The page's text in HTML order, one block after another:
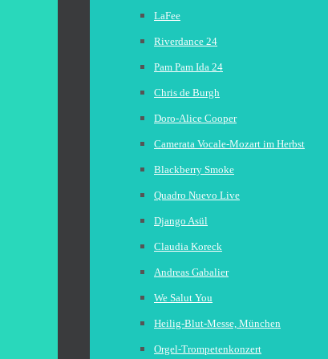
LaFee
Riverdance 24
Pam Pam Ida 24
Chris de Burgh
Doro-Alice Cooper
Camerata Vocale-Mozart im Herbst
Blackberry Smoke
Quadro Nuevo Live
Django Asül
Claudia Koreck
Andreas Gabalier
We Salut You
Heilig-Blut-Messe, München
Orgel-Trompetenkonzert